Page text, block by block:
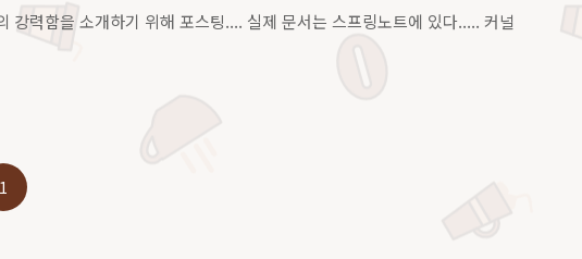
력함을 소개하기 위해 포스팅.... 실제 문서는 스프링노트에 있다..... 커널
1